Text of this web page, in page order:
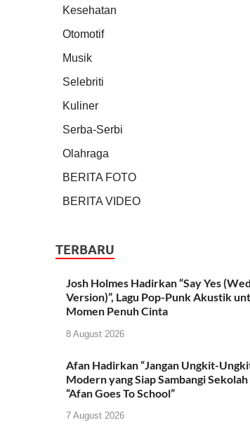
Kesehatan
Otomotif
Musik
Selebriti
Kuliner
Serba-Serbi
Olahraga
BERITA FOTO
BERITA VIDEO
TERBARU
Josh Holmes Hadirkan “Say Yes
Version)”, Lagu Pop-Punk Akustik
Momen Penuh Cinta
8 August 2026
Afan Hadirkan “Jangan Ungkit-
Modern yang Siap Sambangi
“Afan Goes To School”
7 August 2026